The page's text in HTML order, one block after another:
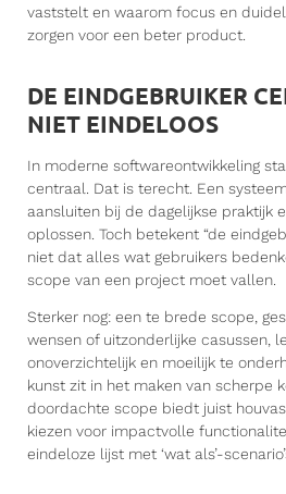
vaststelt en waarom focus en
zorgen voor een beter product.
DE EINDGEBRUIKER
NIET EINDELOOS
In moderne softwareontwikkeling
centraal. Dat is terecht. Een
aansluiten bij de dagelijkse praktijk
oplossen. Toch betekent “de
niet dat alles wat gebruikers
scope van een project moet vallen.
Sterker nog: een te brede scope,
wensen of uitzonderlijke casussen,
onoverzichtelijk en moeilijk te
kunst zit in het maken van scherpe
doordachte scope biedt juist
kiezen voor impactvolle
eindeloze lijst met ‘wat als’-